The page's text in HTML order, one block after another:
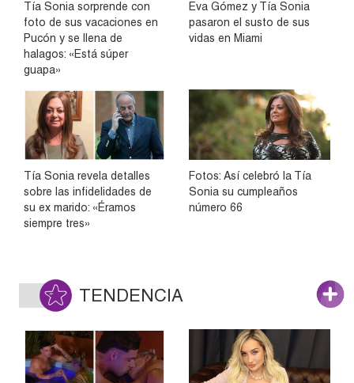
Tía Sonia sorprende con
foto de sus vacaciones en
Pucón y se llena de
halagos: «Está súper
guapa»
Eva Gómez y Tía Sonia
pasaron el susto de sus
vidas en Miami
Tía Sonia revela detalles
sobre las infidelidades de
su ex marido: «Éramos
siempre tres»
Fotos: Así celebró la Tía
Sonia su cumpleaños
número 66
TENDENCIA